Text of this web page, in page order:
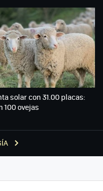
solar con 31.00 placas:
100 ovejas